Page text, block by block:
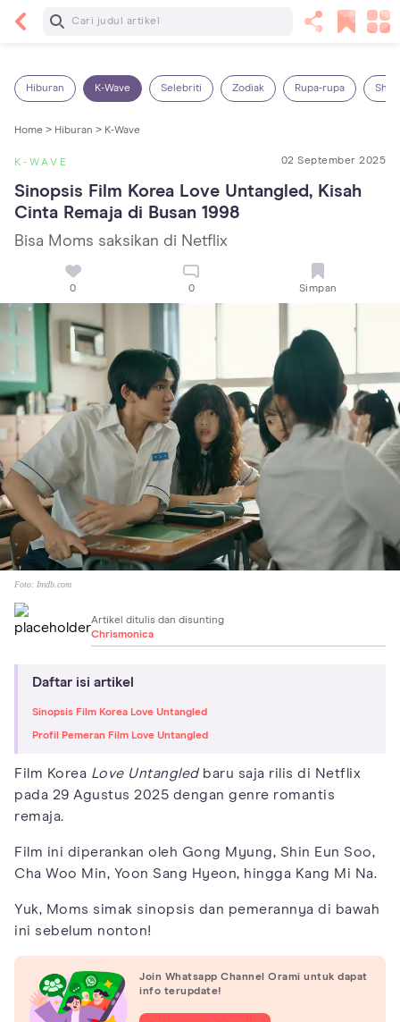
Baca Selanjutnya
Hiburan K-Wave Selebriti Zodiak Rupa-rupa
Home > Hiburan > K-Wave
K-WAVE 02 September 2025
Sinopsis Film Korea Love Untangled, Kisah
Cinta Remaja di Busan 1998
Bisa Moms saksikan di Netflix
0 0 Simpan
Foto: Imdb.com
Artikel ditulis dan disunting
Chrismonica
Daftar isi artikel
Sinopsis Film Korea Love Untangled
Profil Pemeran Film Love Untangled
Film Korea Love Untangledbaru saja rilis di Netflix
pada 29 Agustus 2025 dengan genre romantis
remaja.
Film ini diperankan oleh Gong Myung, Shin Eun Soo,
Cha Woo Min, Yoon Sang Hyeon, hingga Kang Mi Na.
Yuk, Moms simak sinopsis dan pemerannya di bawah
ini sebelum nonton!
Join Whatsapp Channel Orami untuk dapat
info terupdate!